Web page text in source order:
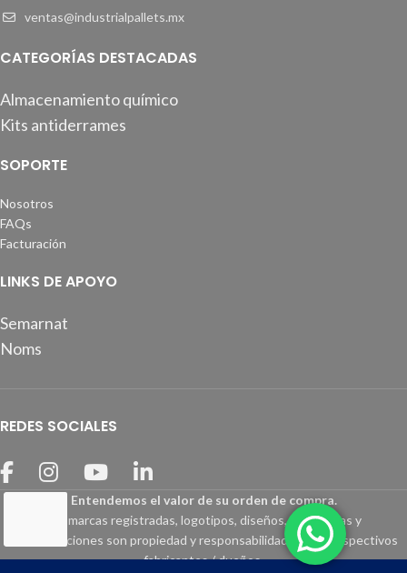
ventas@industrialpallets.mx
CATEGORÍAS DESTACADAS
Almacenamiento químico
Kits antiderrames
SOPORTE
Nosotros
FAQs
Facturación
LINKS DE APOYO
Semarnat
Noms
REDES SOCIALES
Entendemos el valor de su orden de compra.
Las marcas registradas, logotipos, diseños, fotografías y
especificaciones son propiedad y responsabilidad de sus respectivos
fabricantes / dueños.